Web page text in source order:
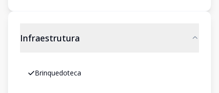
Infraestrutura
Brinquedoteca